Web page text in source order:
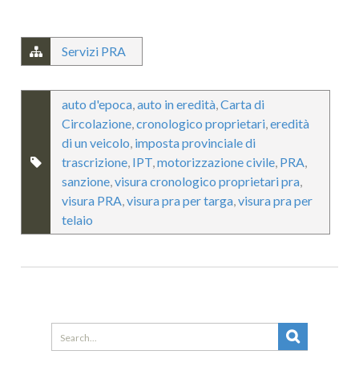
Servizi PRA
auto d'epoca ,auto in eredità ,Carta di
Circolazione ,cronologico proprietari ,eredità
di un veicolo imposta provinciale di
trascrizione IPT ,motorizzazione civile PRA
sanzione ,visura cronologico proprietari pra
visura PRA ,visura pra per targa ,visura pra per
telaio
Search
for: